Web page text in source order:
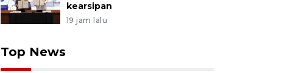
kearsipan
19 jam lalu
Top News